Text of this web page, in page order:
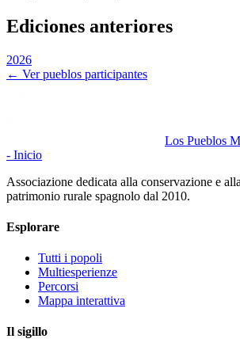
Ediciones anteriores
2026
← Ver pueblos participantes
Los Pueblos
- Inicio
Associazione dedicata alla conservazione e
patrimonio rurale spagnolo dal 2010.
Esplorare
Tutti i popoli
Multiesperienze
Percorsi
Mappa interattiva
Il sigillo